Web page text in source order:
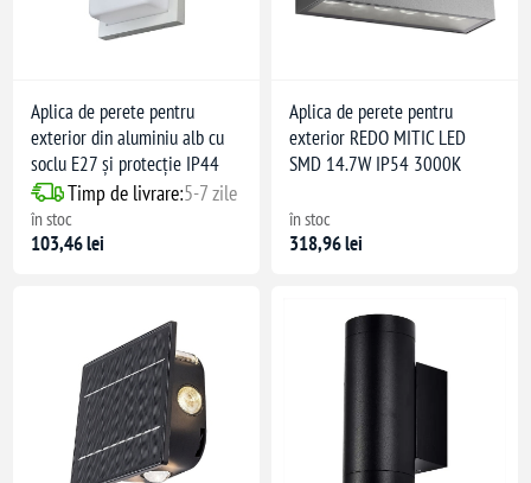
Aplica de perete pentru
exterior din aluminiu alb cu
soclu E27 și protecție IP44
Timp de livrare:5-7 zile
în stoc
103,46 lei
Aplica de perete pentru
exterior REDO MITIC LED
SMD 14.7W IP54 3000K
în stoc
318,96 lei